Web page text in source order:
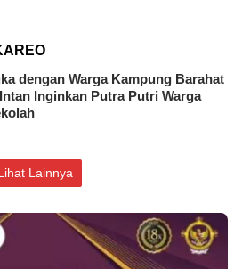
dengan Warga Kampung Barahat
Inginkan Putra Putri Warga
Lainnya